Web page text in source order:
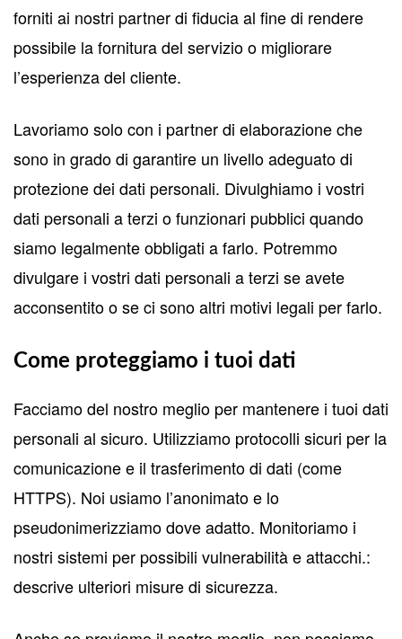
forniti ai nostri partner di fiducia al fine di rendere
possibile la fornitura del servizio o migliorare
l’esperienza del cliente.
Lavoriamo solo con i partner di elaborazione che
sono in grado di garantire un livello adeguato di
protezione dei dati personali. Divulghiamo i vostri
dati personali a terzi o funzionari pubblici quando
siamo legalmente obbligati a farlo. Potremmo
divulgare i vostri dati personali a terzi se avete
acconsentito o se ci sono altri motivi legali per farlo.
Come proteggiamo i tuoi dati
Facciamo del nostro meglio per mantenere i tuoi dati
personali al sicuro. Utilizziamo protocolli sicuri per la
comunicazione e il trasferimento di dati (come
HTTPS). Noi usiamo l’anonimato e lo
pseudonimerizziamo dove adatto. Monitoriamo i
nostri sistemi per possibili vulnerabilità e attacchi.:
descrive ulteriori misure di sicurezza.